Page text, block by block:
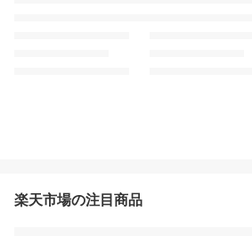
楽天市場の注目商品